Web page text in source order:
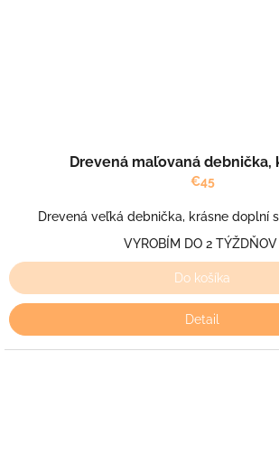
Drevená maľovaná debnička,
€45
Drevená veľká debnička, krásne doplní
VYROBÍM DO 2 TÝŽDŇOV
Do košíka
Detail